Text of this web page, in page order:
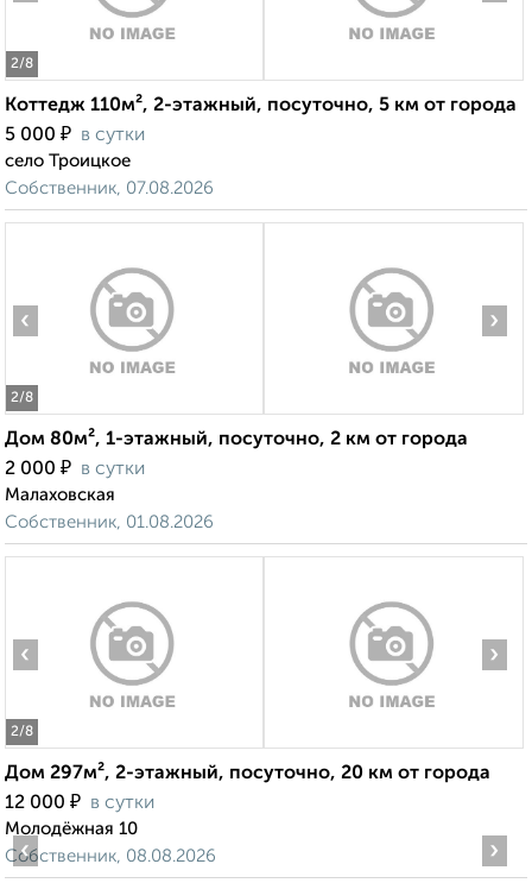
2/8
Коттедж 110м², 2-этажный, посуточно, 5 км от города
5 000 ₽ в сутки
село Троицкое
Собственник, 07.08.2026
2/8
‹ ›
Дом 80м², 1-этажный, посуточно, 2 км от города
2 000 ₽ в сутки
Малаховская
Собственник, 01.08.2026
2/8
‹ ›
Дом 297м², 2-этажный, посуточно, 20 км от города
12 000 ₽ в сутки
Молодёжная 10
Собственник, 08.08.2026
‹ ›